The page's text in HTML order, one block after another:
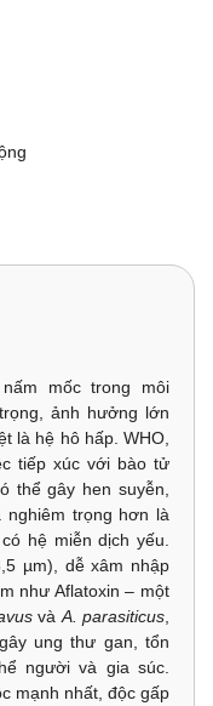
mốc trong môi
ảnh hưởng lớn
là hệ hô hấp. WHO,
tiếp xúc với bào tử
thể gây hen suyễn,
trọng hơn là
hệ miễn dịch yếu.
µm), dễ xâm nhập
như Aflatoxin – một
và A. parasiticus
ung thư gan, tổn
người và gia súc.
mạnh nhất, độc gấp